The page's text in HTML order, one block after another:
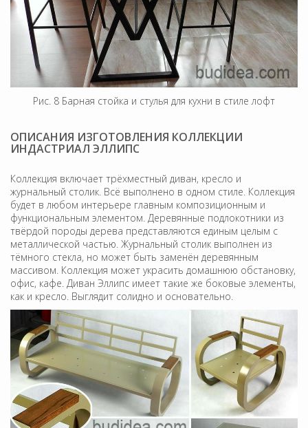
Рис. 8 Барная стойка и стулья для кухни в стиле лофт
ОПИСАНИЯ ИЗГОТОВЛЕНИЯ КОЛЛЕКЦИИ
ИНДАСТРИАЛ ЭЛЛИПС
Коллекция включает трёхместный диван, кресло и
журнальный столик. Всё выполнено в одном стиле. Коллекция
будет в любом интерьере главным композиционным и
функциональным элементом. Деревянные подлокотники из
твёрдой породы дерева представляются единым целым с
металлической частью. Журнальный столик выполнен из
тёмного стекла, но может быть заменён деревянным
массивом. Коллекция может украсить домашнюю обстановку,
офис, кафе. Диван Эллипс имеет такие же боковые элементы,
как и кресло. Выглядит солидно и основательно.